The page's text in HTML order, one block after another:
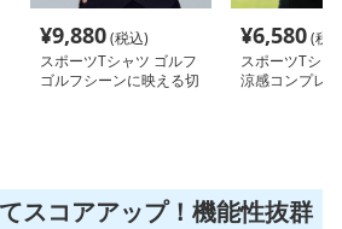
¥9,880(税込)
スポーツTシャツ ゴルフ
ゴルフシーンに映える切
¥6,580(税
スポーツTシャ
涼感コンプレ
スコアアップ！機能性抜群